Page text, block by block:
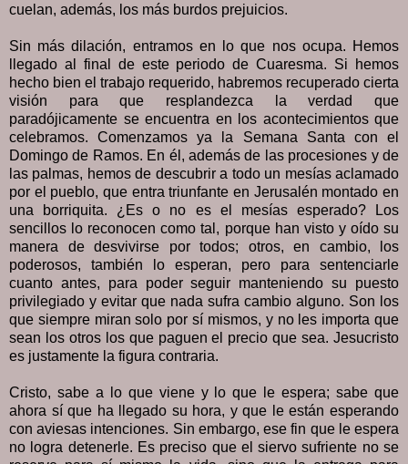
cuelan, además, los más burdos prejuicios.
Sin más dilación, entramos en lo que nos ocupa. Hemos
llegado al final de este periodo de Cuaresma. Si hemos
hecho bien el trabajo requerido, habremos recuperado cierta
visión para que resplandezca la verdad que
paradójicamente se encuentra en los acontecimientos que
celebramos. Comenzamos ya la Semana Santa con el
Domingo de Ramos. En él, además de las procesiones y de
las palmas, hemos de descubrir a todo un mesías aclamado
por el pueblo, que entra triunfante en Jerusalén montado en
una borriquita. ¿Es o no es el mesías esperado? Los
sencillos lo reconocen como tal, porque han visto y oído su
manera de desvivirse por todos; otros, en cambio, los
poderosos, también lo esperan, pero para sentenciarle
cuanto antes, para poder seguir manteniendo su puesto
privilegiado y evitar que nada sufra cambio alguno. Son los
que siempre miran solo por sí mismos, y no les importa que
sean los otros los que paguen el precio que sea. Jesucristo
es justamente la figura contraria.
Cristo, sabe a lo que viene y lo que le espera; sabe que
ahora sí que ha llegado su hora, y que le están esperando
con aviesas intenciones. Sin embargo, ese fin que le espera
no logra detenerle. Es preciso que el siervo sufriente no se